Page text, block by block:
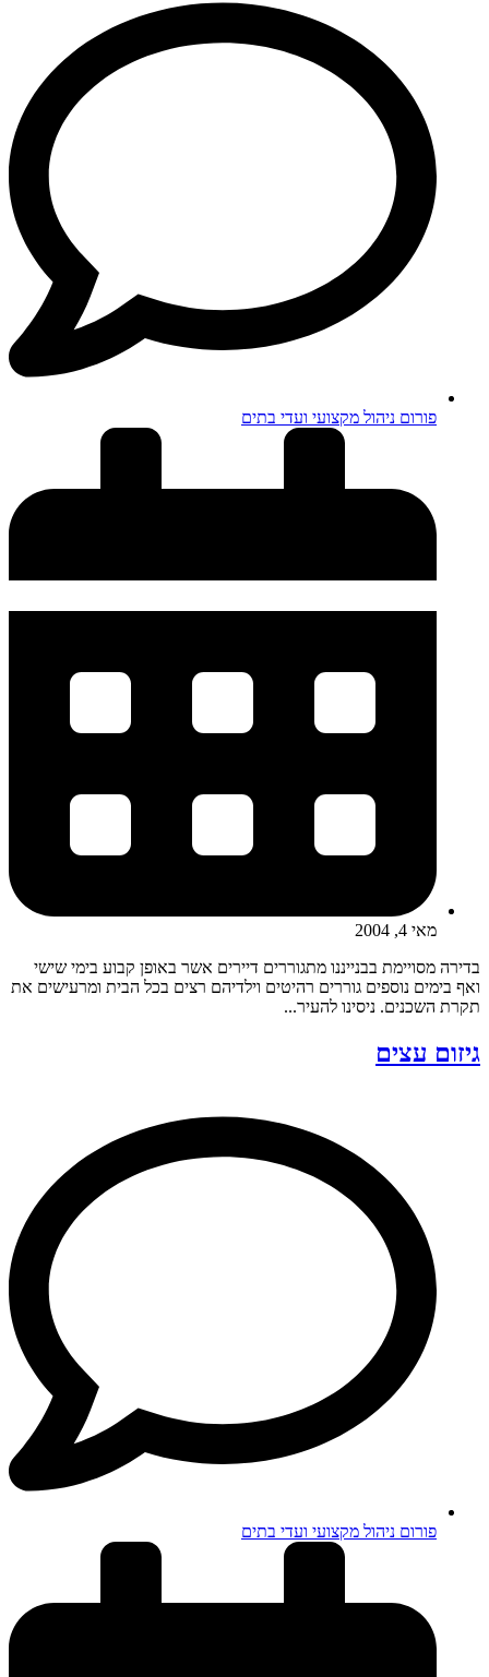
פורום ניהול מקצועי ועדי בתים
מאי 4, 2004
בדירה מסויימת בבנייננו מתגוררים דיירים אשר באופן קבוע בימי שישי
ואף בימים נוספים גוררים רהיטים וילדיהם רצים בכל הבית ומרעישים את
תקרת השכנים. ניסינו להעיר...
גיזום עצים
פורום ניהול מקצועי ועדי בתים